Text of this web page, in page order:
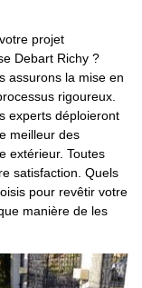
projet
Debart Richy ?
assurons la mise en
rigoureux.
experts déploieront
meilleur des
extérieur. Toutes
satisfaction. Quels
pour revêtir votre
manière de les